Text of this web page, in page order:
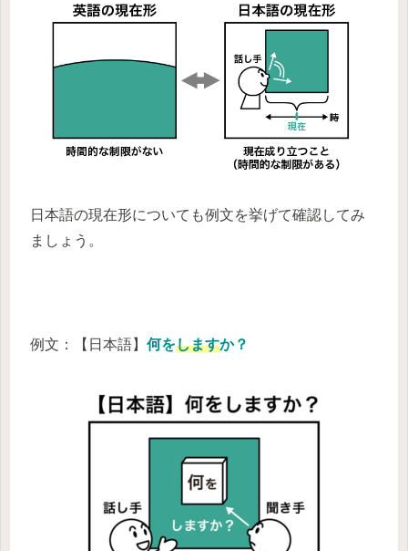
日本語の現在形についても例文を挙げて確認してみ
ましょう。
例文：【日本語】 何をしますか？